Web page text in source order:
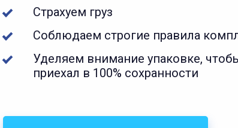
Страхуем груз
Соблюдаем строгие правила
Уделяем внимание упаковке,
приехал в 100% сохранности